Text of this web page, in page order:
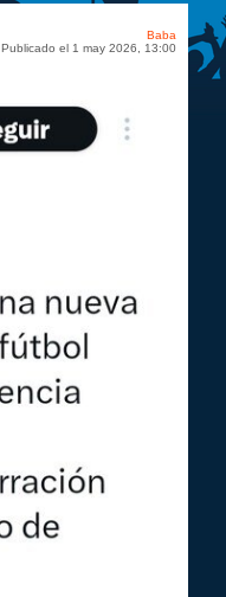
Baba
Publicado el 1 may 2026, 13:00